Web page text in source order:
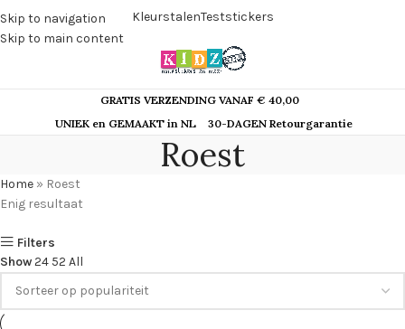
Skip to navigation
Skip to main content
KleurstalenTeststickers
GRATIS VERZENDING VANAF € 40,00
UNIEK en GEMAAKT in NL
30-DAGEN Retourgarantie
Roest
Home » Roest
Enig resultaat
Filters
Show24 52 All